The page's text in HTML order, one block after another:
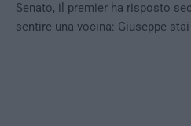
Senato, il premier ha risposto
sentire una vocina: Giuseppe